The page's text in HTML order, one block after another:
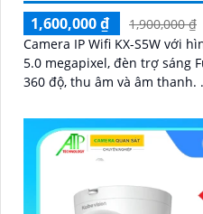
1,600,000 ₫
1,900,000 ₫
Camera IP Wifi KX-S5W với
5.0 megapixel, đèn trợ sáng
360 độ, thu âm và âm thanh. .